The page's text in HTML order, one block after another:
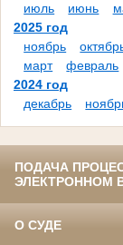
июль
июнь
2025 год
ноябрь
март
февраль
2024 год
декабрь
ПОДАЧА
ЭЛЕКТРОННОМ
О СУДЕ